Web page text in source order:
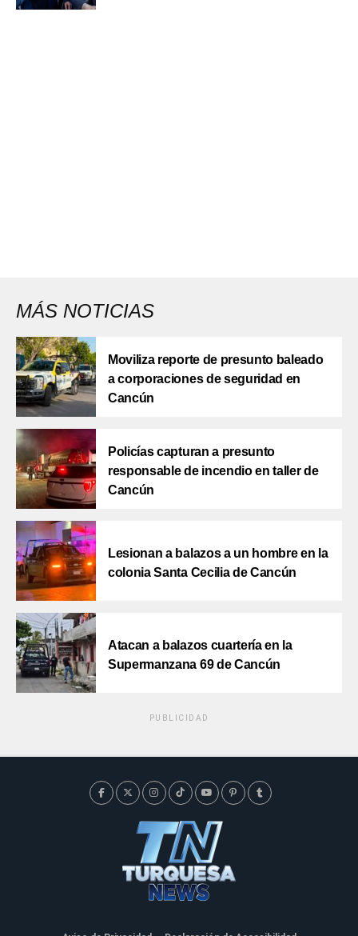
MÁS NOTICIAS
Moviliza reporte de presunto baleado
a corporaciones de seguridad en
Cancún
Policías capturan a presunto
responsable de incendio en taller de
Cancún
Lesionan a balazos a un hombre en la
colonia Santa Cecilia de Cancún
Atacan a balazos cuartería en la
Supermanzana 69 de Cancún
PUBLICIDAD